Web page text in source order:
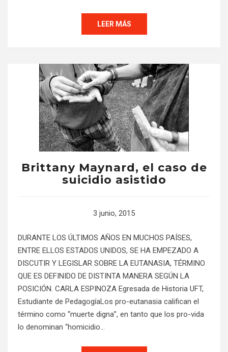
LEER MÁS
Brittany Maynard, el caso de
suicidio asistido
3 junio, 2015
DURANTE LOS ÚLTIMOS AÑOS EN MUCHOS PAÍSES,
ENTRE ELLOS ESTADOS UNIDOS, SE HA EMPEZADO A
DISCUTIR Y LEGISLAR SOBRE LA EUTANASIA, TÉRMINO
QUE ES DEFINIDO DE DISTINTA MANERA SEGÚN LA
POSICIÓN. CARLA ESPINOZA Egresada de Historia UFT,
Estudiante de PedagogíaLos pro-eutanasia califican el
término como “muerte digna”, en tanto que los pro-vida
lo denominan “homicidio…